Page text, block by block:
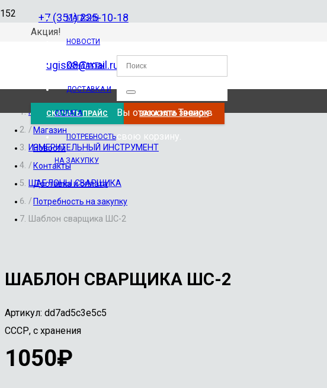
Акция!
+7 (351) 225-10-18
ugis08@mail.ru
СКАЧАТЬ ПРАЙС ЗАКАЗАТЬ ЗВОНОК
МАГАЗИН
НОВОСТИ
КОНТАКТЫ
ДОСТАВКА И
ОПЛАТА
ПОТРЕБНОСТЬ
НА ЗАКУПКУ
Вы отложилиТоварв
свою корзину.
Магазин
Новости
Контакты
Доставка и оплата
Потребность на закупку
Главная
/
ИЗМЕРИТЕЛЬНЫЙ ИНСТРУМЕНТ
/
ШАБЛОНЫ СВАРЩИКА
/
Шаблон сварщика ШС-2
ШАБЛОН СВАРЩИКА ШС-2
Артикул: dd7ad5c3e5c5
СССР, с хранения
1050₽